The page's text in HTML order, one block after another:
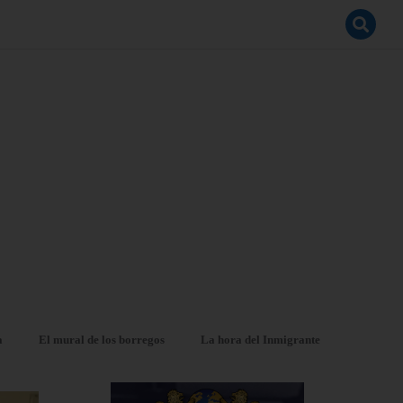
El mural de los borregos La hora del Inmigrante